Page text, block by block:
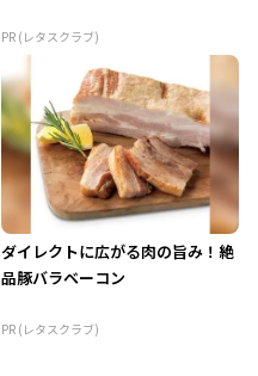
PR (レタスクラブ)
ダイレクトに広がる肉の旨み！絶
品豚バラベーコン
PR (レタスクラブ)